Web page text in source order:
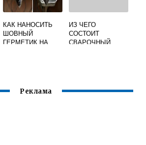
КАК НАНОСИТЬ
ШОВНЫЙ
ГЕРМЕТИК НА
ИЗ ЧЕГО
СОСТОИТ
СВАРОЧНЫЙ
Реклама